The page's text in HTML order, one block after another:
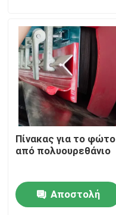
Προϊόντα
Βίντεο
Σχετικά με εμάς
Ποιοτικός έλεγχος
Πίνακας για το φώτο
από πολυουρεθάνιο
Αποστολή